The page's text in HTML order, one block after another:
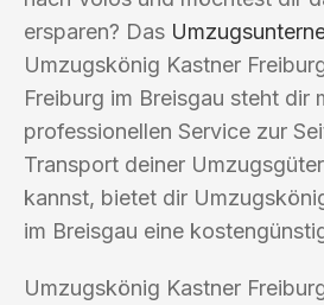
ersparen? Das
Umzugskönig Kastner
Freiburg im Breisgau steht dir
professionellen Service zur
Transport deiner
kannst, bietet dir
im Breisgau eine
Umzugskönig Kastner